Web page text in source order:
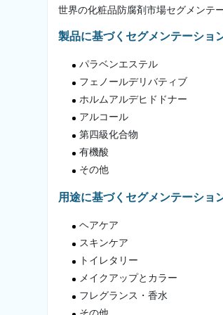
世界の化粧品防腐剤市場セグメンテ
製品に基づくセグメンテーショ
パラベンエステル
フェノールデリバティブ
ホルムアルデヒドドナー
アルコール
第四級化合物
有機酸
その他
用途に基づくセグメンテーショ
ヘアケア
スキンケア
トイレタリー
メイクアップとカラー
フレグランス・香水